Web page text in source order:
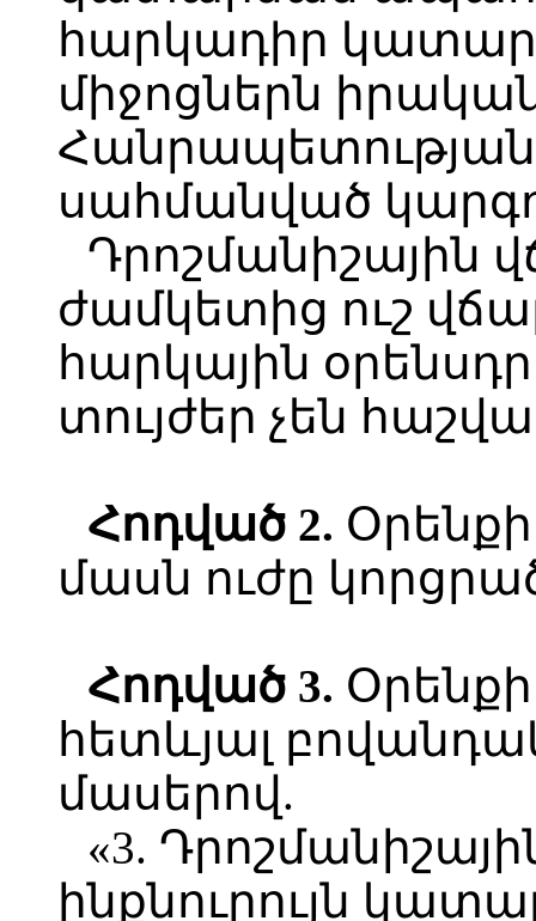
հարկադիր
միջոցներն
Հանրապետության
սահմանված
Դրոշմանիշային
ժամկետից ուշ
հարկային
տույժեր չեն
Հոդված 2.
մասն ուժը
Հոդված 3.
հետևյալ
մասերով.
«3.
ինքնուրույն